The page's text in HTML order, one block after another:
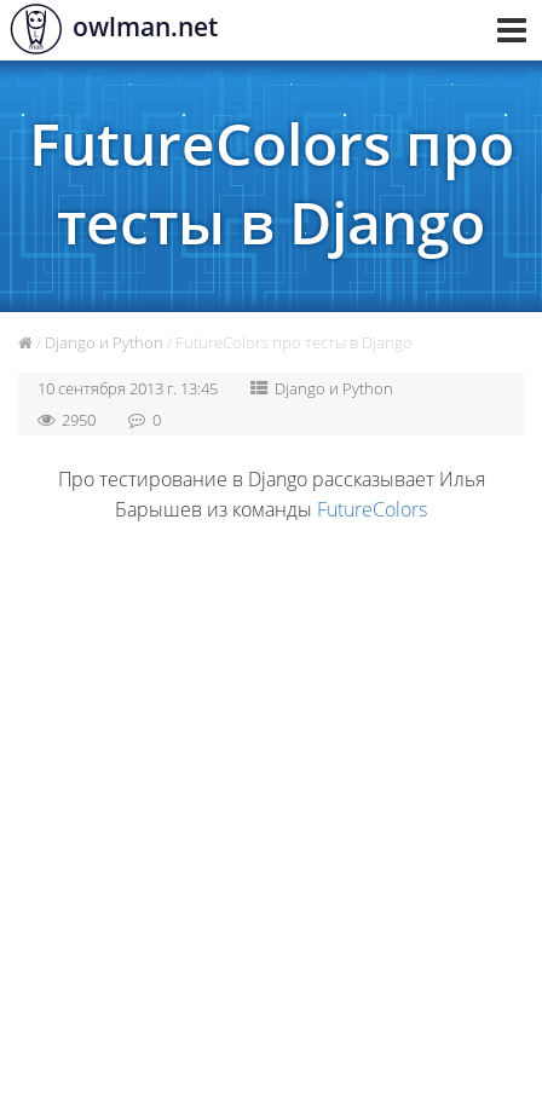
owlman.net
FutureColors про
тесты в Django
/ Django и Python / FutureColors про тесты в Django
10 сентября 2013 г. 13:45
Django и Python
2950
0
Про тестирование в Django рассказывает Илья
Барышев из команды FutureColors